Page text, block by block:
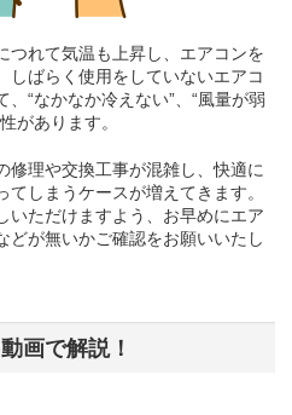
つれて気温も上昇し、エアコンを
しばらく使用をしていないエアコ
“なかなか冷えない”、“風量が弱
があります。
修理や交換工事が混雑し、快適に
しまうケースが増えてきます。
いただけますよう、お早めにエア
どが無いかご確認をお願いいたし
画で解説！